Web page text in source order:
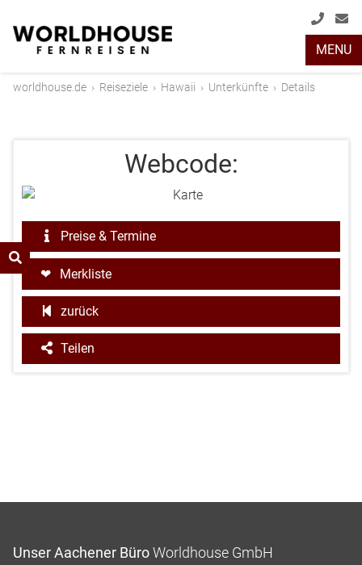
+49
(0)
2048
MENU
worldhouse.de › Reiseziele › Hawaii › Unterkünfte › Details
Webcode:
Preise & Termine
Merkliste
zurück
Teilen
Unser Aachener BüroWorldhouse GmbH